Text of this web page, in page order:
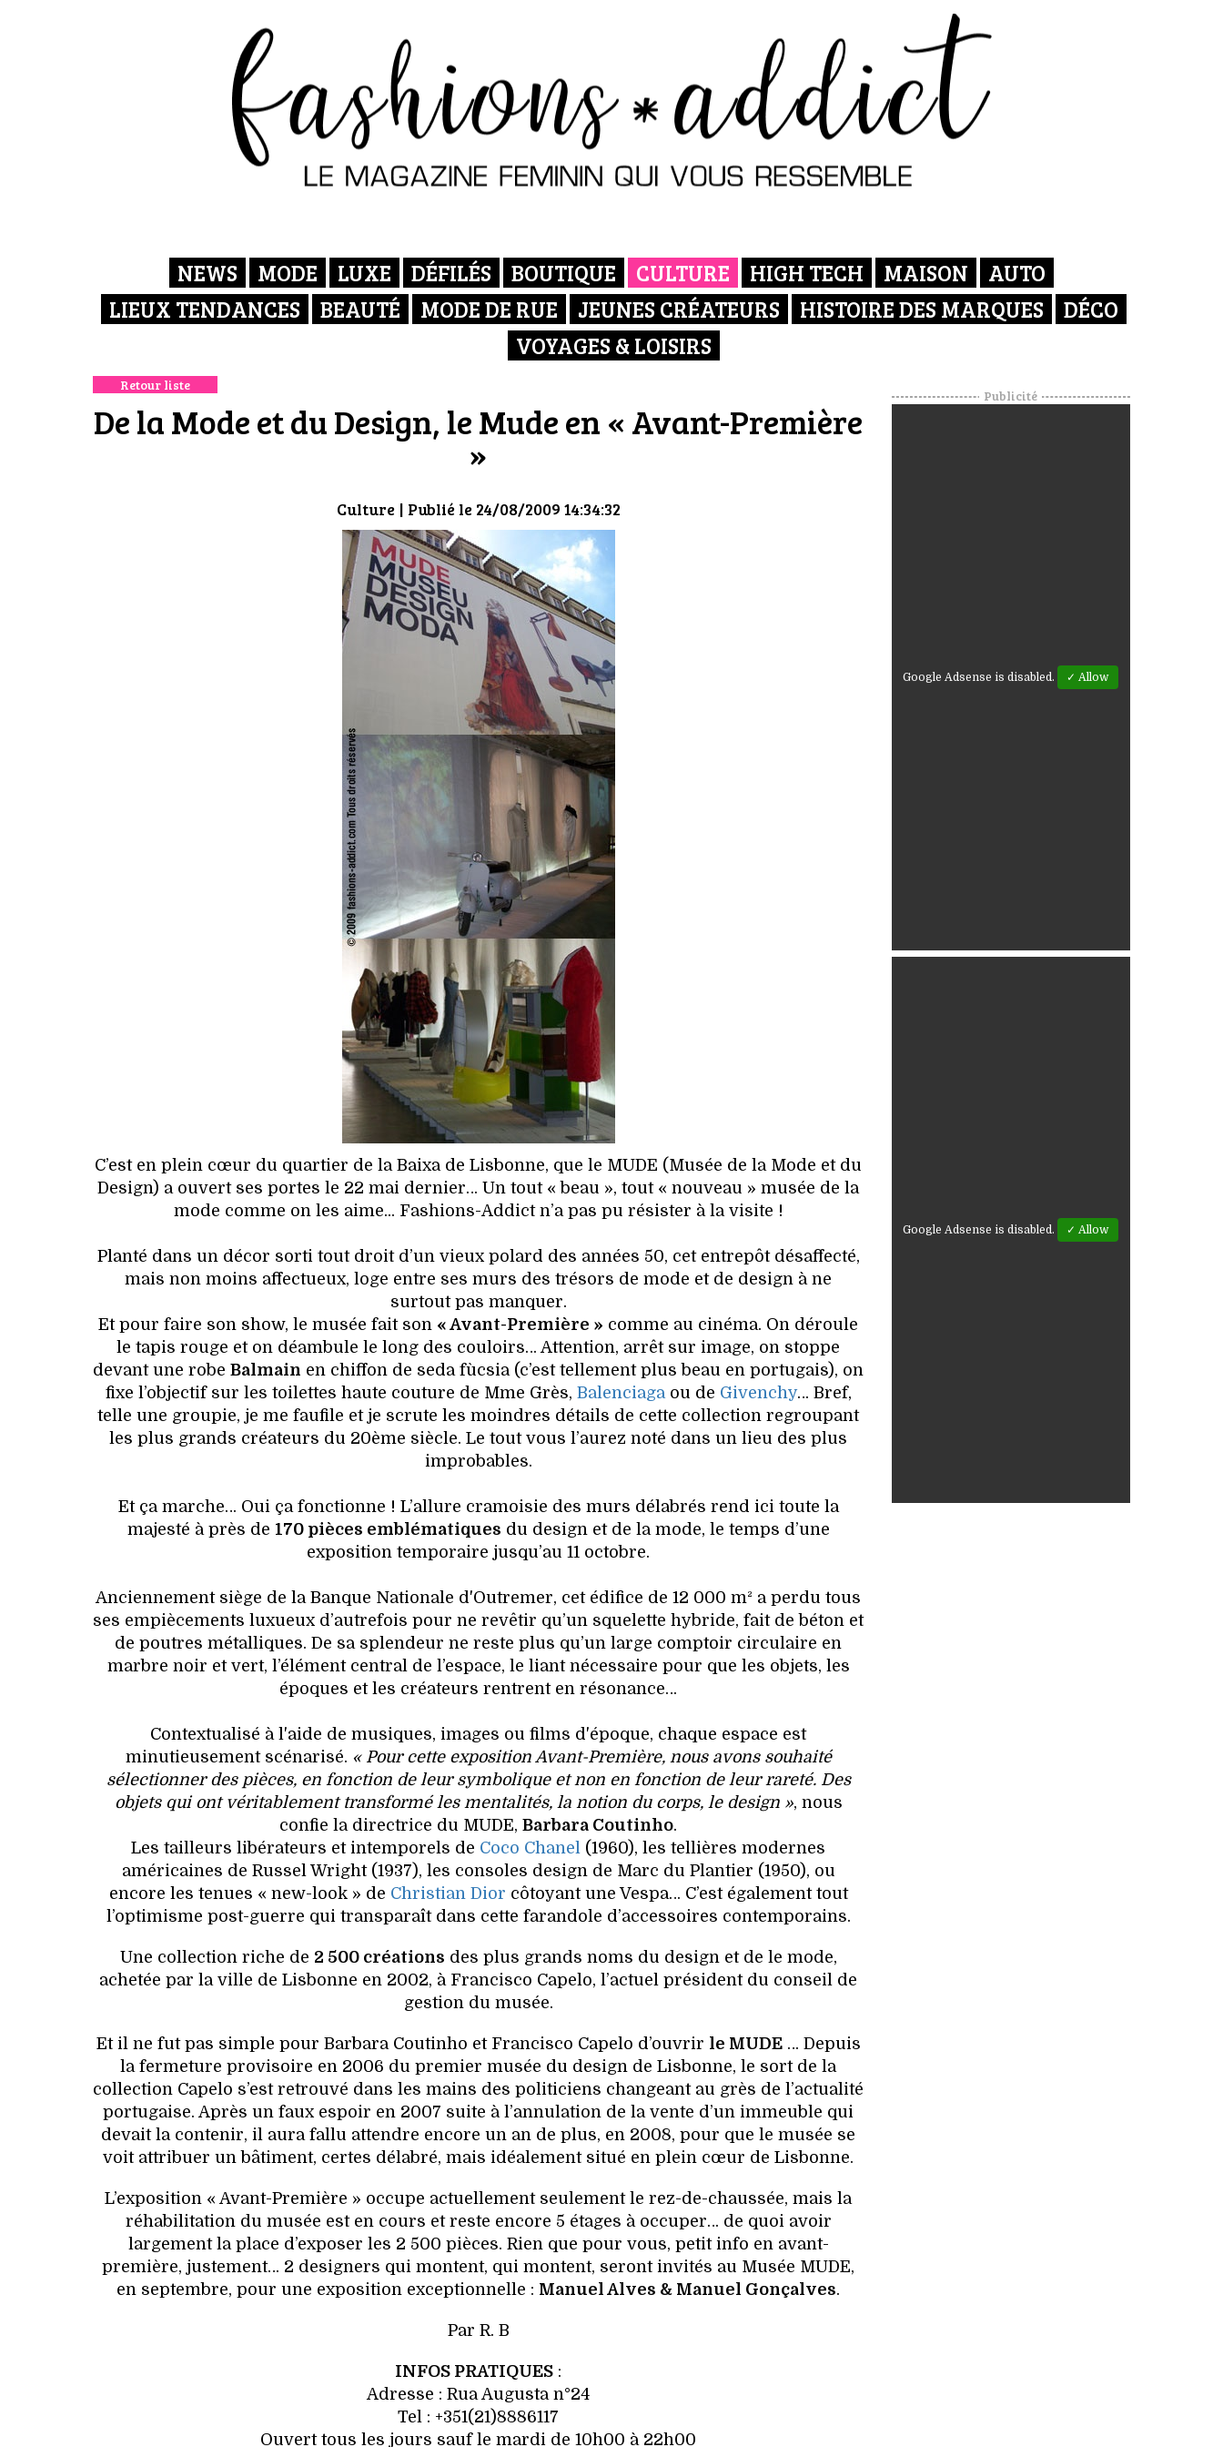
NEWS MODE LUXE DÉFILÉS BOUTIQUE CULTURE HIGH TECH MAISON
AUTO
LIEUX TENDANCES
BEAUTÉ MODE DE RUE JEUNES CRÉATEURS HISTOIRE DES MARQUES
DÉCO
VOYAGES & LOISIRS
Retour liste
De la Mode et du Design, le Mude en « Avant-Première
»
Culture| Publié le 24/08/2009 14:34:32
C’est en plein cœur du quartier de la Baixa de Lisbonne, que le MUDE (Musée de la Mode et du
Design) a ouvert ses portes le 22 mai dernier… Un tout « beau », tout « nouveau » musée de la
mode comme on les aime... Fashions-Addict n’a pas pu résister à la visite !
Planté dans un décor sorti tout droit d’un vieux polard des années 50, cet entrepôt désaffecté,
mais non moins affectueux, loge entre ses murs des trésors de mode et de design à ne
surtout pas manquer.
Et pour faire son show, le musée fait son « Avant-Première » comme au cinéma. On déroule
le tapis rouge et on déambule le long des couloirs… Attention, arrêt sur image, on stoppe
devant une robeBalmain en chiffon de seda fùcsia (c’est tellement plus beau en portugais), on
fixe l’objectif sur les toilettes haute couture de Mme Grès, Balenciagaou de Givenchy… Bref,
telle une groupie, je me faufile et je scrute les moindres détails de cette collection regroupant
les plus grands créateurs du 20ème siècle. Le tout vous l’aurez noté dans un lieu des plus
improbables.
Et ça marche… Oui ça fonctionne ! L’allure cramoisie des murs délabrés rend ici toute la
majesté à près de 170 pièces emblématiques du design et de la mode, le temps d’une
exposition temporaire jusqu’au 11 octobre.
Anciennement siège de la Banque Nationale d'Outremer, cet édifice de 12 000 m² a perdu tous
ses empiècements luxueux d’autrefois pour ne revêtir qu’un squelette hybride, fait de béton et
de poutres métalliques. De sa splendeur ne reste plus qu’un large comptoir circulaire en
marbre noir et vert, l’élément central de l’espace, le liant nécessaire pour que les objets, les
époques et les créateurs rentrent en résonance…
Contextualisé à l'aide de musiques, images ou films d'époque, chaque espace est
minutieusement scénarisé. « Pour cette exposition Avant-Première, nous avons souhaité
sélectionner des pièces, en fonction de leur symbolique et non en fonction de leur rareté. Des
objets qui ont véritablement transformé les mentalités, la notion du corps, le design », nous
confie la directrice du MUDE,Barbara Coutinho.
Les tailleurs libérateurs et intemporels de Coco Chanel (1960), les tellières modernes
américaines de Russel Wright (1937), les consoles design de Marc du Plantier (1950), ou
encore les tenues « new-look » de Christian Dior côtoyant une Vespa… C’est également tout
l’optimisme post-guerre qui transparaît dans cette farandole d’accessoires contemporains.
Une collection riche de 2 500 créations des plus grands noms du design et de le mode,
achetée par la ville de Lisbonne en 2002, à Francisco Capelo, l’actuel président du conseil de
gestion du musée.
Et il ne fut pas simple pour Barbara Coutinho et Francisco Capelo d’ouvrir le MUDE… Depuis
la fermeture provisoire en 2006 du premier musée du design de Lisbonne, le sort de la
collection Capelo s’est retrouvé dans les mains des politiciens changeant au grès de l’actualité
portugaise. Après un faux espoir en 2007 suite à l’annulation de la vente d’un immeuble qui
devait la contenir, il aura fallu attendre encore un an de plus, en 2008, pour que le musée se
voit attribuer un bâtiment, certes délabré, mais idéalement situé en plein cœur de Lisbonne.
L’exposition « Avant-Première » occupe actuellement seulement le rez-de-chaussée, mais la
réhabilitation du musée est en cours et reste encore 5 étages à occuper… de quoi avoir
largement la place d’exposer les 2 500 pièces. Rien que pour vous, petit info en avant-
première, justement… 2 designers qui montent, qui montent, seront invités au Musée MUDE,
en septembre, pour une exposition exceptionnelle : Manuel Alves & Manuel Gonçalves.
Par R. B
INFOS PRATIQUES :
Adresse : Rua Augusta n°24
Tel : +351(21)8886117
Ouvert tous les jours sauf le mardi de 10h00 à 22h00
Publicité
Google Adsense is disabled. ✓ Allow
Google Adsense is disabled. ✓ Allow